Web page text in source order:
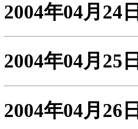
2004年04月24日
2004年04月25日
2004年04月26日